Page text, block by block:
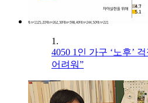
1.
4050 1인 가구 ‘노후’
어려워”